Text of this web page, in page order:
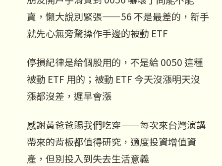
賣，懶大說別緊張——56 不是最差的，新手
就先心無旁騖操作手邊的被動 ETF
停損紀律是給個股用的，不是給 0050 這種
被動 ETF 用的；被動 ETF 今天沒漲明天沒
漲都沒差，遲早會漲
感謝黃爸爸賜我們吃穿——每次來台灣演講
帶來的背板都值得研究，適度投資增值資
產，但別投入到失去生活意義